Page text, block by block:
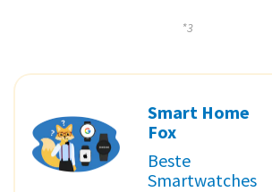
*3
Smart Home
Fox
Beste
Smartwatches